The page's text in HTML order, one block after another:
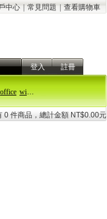
中心 常見問題 查看購物車
登入 註冊
office windows 11
0 件商品，總計金額 NT$0.00元